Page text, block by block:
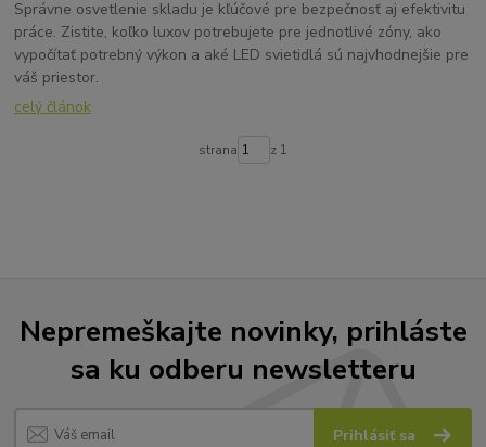
Správne osvetlenie skladu je kľúčové pre bezpečnosť aj efektivitu
práce. Zistite, koľko luxov potrebujete pre jednotlivé zóny, ako
vypočítať potrebný výkon a aké LED svietidlá sú najvhodnejšie pre
váš priestor.
celý článok
strana z 1
Nepremeškajte novinky, prihláste
sa ku odberu newsletteru
Prihlásiť sa